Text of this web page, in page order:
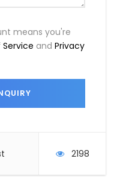
means you're
and Privacy
2198
(desde